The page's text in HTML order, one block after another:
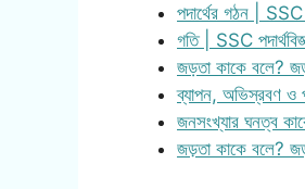
পদার্থের গঠন |
গতি | SSC
জড়তা কাকে বলে?
ব্যাপন, অভিস্রবণ ও
জনসংখ্যার ঘনত্ব
জড়তা কাকে বলে?